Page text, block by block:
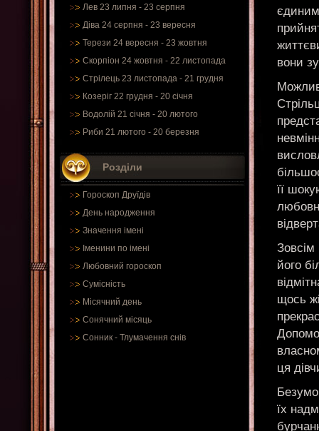
Лев 23 липня - 23 серпня
Діва 24 серпня - 23 вересня
Терези 24 вересня - 23 жовтня
Скорпіон 24 жовтня - 22 листопада
Стрілець 23 листопада - 21 грудня
Козеріг 22 грудня - 20 січня
Водолій 21 січня - 20 лютого
Риби 21 лютого - 20 березня
Розділи
Гороскоп Друїдів
День народження
Значення імені
Іменини по імені
Любовний гороскоп
Сумісність
Місячний день
Сонячний місяць
Сонник - Тлумачення снів
єдиним
вони
її
Зовсім
його
щось
ця
їх